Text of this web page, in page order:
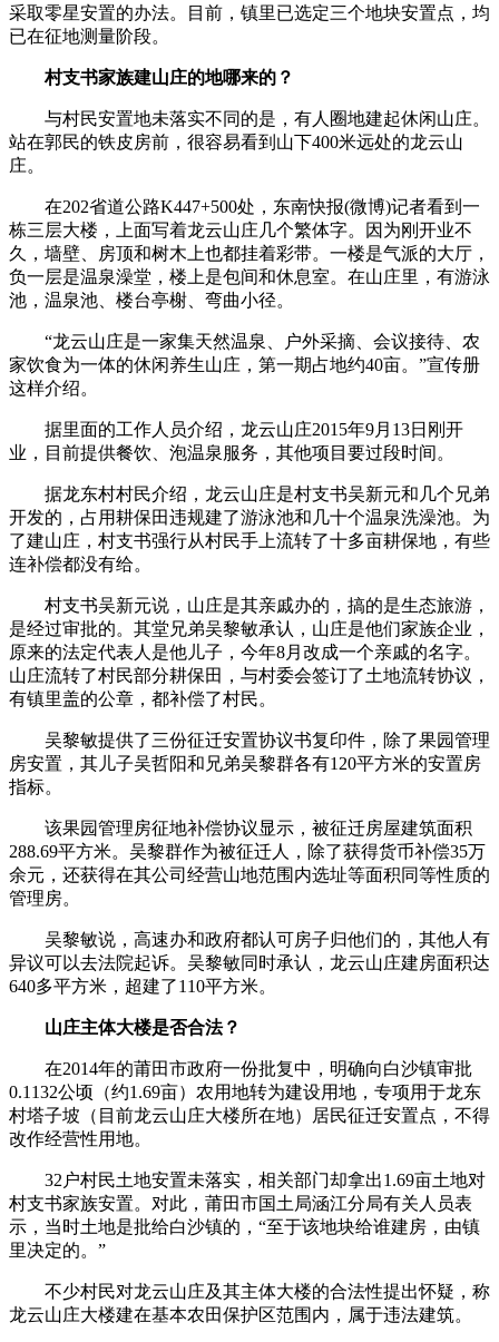
采取零星安置的办法。目前，镇里已选定三个地块安置点，均
已在征地测量阶段。
村支书家族建山庄的地哪来的？
与村民安置地未落实不同的是，有人圈地建起休闲山庄。
站在郭民的铁皮房前，很容易看到山下400米远处的龙云山
庄。
在202省道公路K447+500处，东南快报(微博)记者看到一
栋三层大楼，上面写着龙云山庄几个繁体字。因为刚开业不
久，墙壁、房顶和树木上也都挂着彩带。一楼是气派的大厅，
负一层是温泉澡堂，楼上是包间和休息室。在山庄里，有游泳
池，温泉池、楼台亭榭、弯曲小径。
“龙云山庄是一家集天然温泉、户外采摘、会议接待、农
家饮食为一体的休闲养生山庄，第一期占地约40亩。”宣传册
这样介绍。
据里面的工作人员介绍，龙云山庄2015年9月13日刚开
业，目前提供餐饮、泡温泉服务，其他项目要过段时间。
据龙东村村民介绍，龙云山庄是村支书吴新元和几个兄弟
开发的，占用耕保田违规建了游泳池和几十个温泉洗澡池。为
了建山庄，村支书强行从村民手上流转了十多亩耕保地，有些
连补偿都没有给。
村支书吴新元说，山庄是其亲戚办的，搞的是生态旅游，
是经过审批的。其堂兄弟吴黎敏承认，山庄是他们家族企业，
原来的法定代表人是他儿子，今年8月改成一个亲戚的名字。
山庄流转了村民部分耕保田，与村委会签订了土地流转协议，
有镇里盖的公章，都补偿了村民。
吴黎敏提供了三份征迁安置协议书复印件，除了果园管理
房安置，其儿子吴哲阳和兄弟吴黎群各有120平方米的安置房
指标。
该果园管理房征地补偿协议显示，被征迁房屋建筑面积
288.69平方米。吴黎群作为被征迁人，除了获得货币补偿35万
余元，还获得在其公司经营山地范围内选址等面积同等性质的
管理房。
吴黎敏说，高速办和政府都认可房子归他们的，其他人有
异议可以去法院起诉。吴黎敏同时承认，龙云山庄建房面积达
640多平方米，超建了110平方米。
山庄主体大楼是否合法？
在2014年的莆田市政府一份批复中，明确向白沙镇审批
0.1132公顷（约1.69亩）农用地转为建设用地，专项用于龙东
村塔子坡（目前龙云山庄大楼所在地）居民征迁安置点，不得
改作经营性用地。
32户村民土地安置未落实，相关部门却拿出1.69亩土地对
村支书家族安置。对此，莆田市国土局涵江分局有关人员表
示，当时土地是批给白沙镇的，“至于该地块给谁建房，由镇
里决定的。”
不少村民对龙云山庄及其主体大楼的合法性提出怀疑，称
龙云山庄大楼建在基本农田保护区范围内，属于违法建筑。